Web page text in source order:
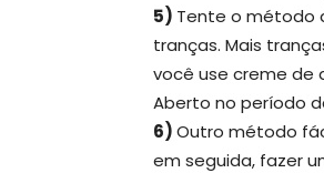
5) Tente o método
tranças. Mais
você use creme de
Aberto no período
6)Outro método
em seguida, fazer